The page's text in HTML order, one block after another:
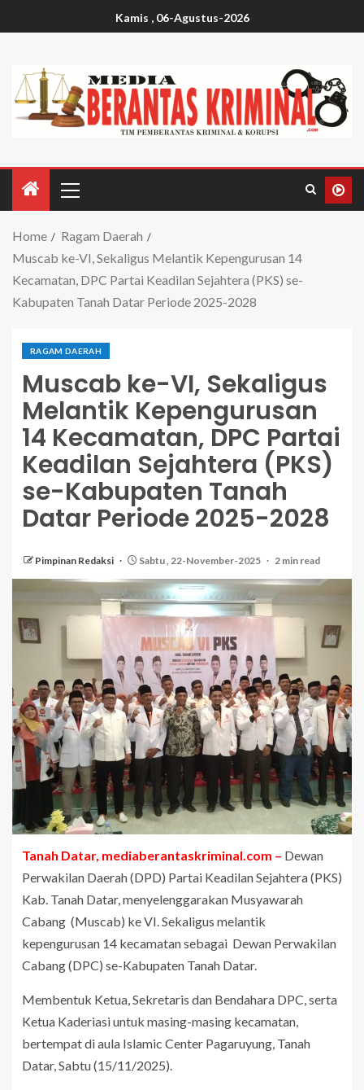
Kamis , 06-Agustus-2026
Home
Ragam Daerah
Muscab ke-VI, Sekaligus Melantik Kepengurusan 14
Kecamatan, DPC Partai Keadilan Sejahtera (PKS) se-
Kabupaten Tanah Datar Periode 2025-2028
RAGAM DAERAH
Muscab ke-VI, Sekaligus
Melantik Kepengurusan
14 Kecamatan, DPC Partai
Keadilan Sejahtera (PKS)
se-Kabupaten Tanah
Datar Periode 2025-2028
Pimpinan Redaksi Sabtu , 22-November-2025 2 min read
Tanah Datar, mediaberantaskriminal.com – Dewan
Perwakilan Daerah (DPD) Partai Keadilan Sejahtera (PKS)
Kab. Tanah Datar, menyelenggarakan Musyawarah
Cabang (Muscab) ke VI. Sekaligus melantik
kepengurusan 14 kecamatan sebagai Dewan Perwakilan
Cabang (DPC) se-Kabupaten Tanah Datar.
‎Membentuk Ketua, Sekretaris dan Bendahara DPC, serta
Ketua Kaderiasi untuk masing-masing kecamatan,
bertempat di aula Islamic Center Pagaruyung, Tanah
Datar, Sabtu (15/11/2025).